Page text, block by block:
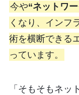
今や“ネットワ
くなり、インフ
術を横断できる
っています。
「そもそもネッ